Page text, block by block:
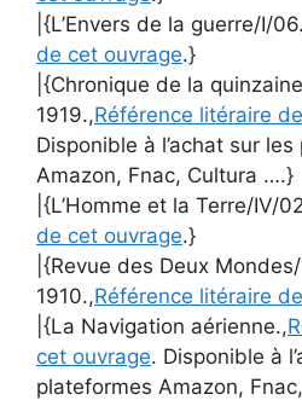
|{L’Envers de la guerre/I/
de cet ouvrage.}
|{Chronique de la
1919.,Référence litéraire
Disponible à l’achat sur
Amazon, Fnac, Cultura ….}
|{L’Homme et la Terre/IV/
de cet ouvrage.}
|{Revue des Deux
1910.,Référence litéraire
|{La Navigation aérienne.,
cet ouvrage. Disponible à
plateformes Amazon,